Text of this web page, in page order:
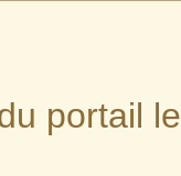
portail